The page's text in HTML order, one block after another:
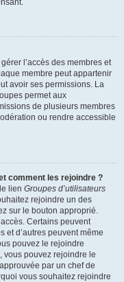
l’accès des membres et
membre peut appartenir
avoir ses permissions. La
permet aux
de plusieurs membres
ou rendre accessible
comment les rejoindre ?
lien Groupes d’utilisateurs
rejoindre un des
sur le bouton approprié.
Certains peuvent
et d’autres peuvent même
pouvez le rejoindre
vous pouvez rejoindre le
par un chef de
vous souhaitez rejoindre